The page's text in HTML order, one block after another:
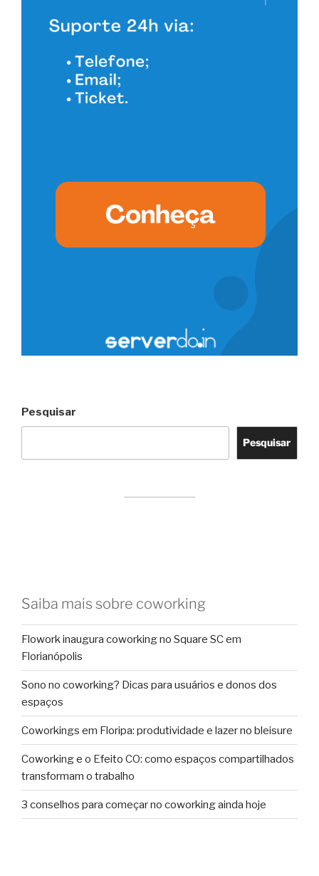
Pesquisar
Pesquisar
Saiba mais sobre coworking
Flowork inaugura coworking no Square SC em
Florianópolis
Sono no coworking? Dicas para usuários e donos dos
espaços
Coworkings em Floripa: produtividade e lazer no bleisure
Coworking e o Efeito CO: como espaços compartilhados
transformam o trabalho
3 conselhos para começar no coworking ainda hoje